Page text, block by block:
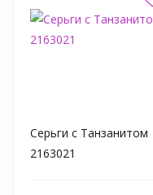
Серьги с Танзанитом
2163021